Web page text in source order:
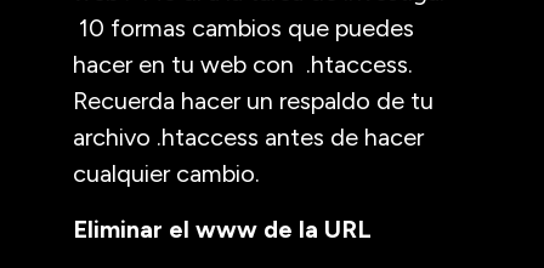
10 formas cambios que puedes
hacer en tu web con .htaccess.
Recuerda hacer un respaldo de tu
archivo .htaccess antes de hacer
cualquier cambio.
Eliminar el www de la URL